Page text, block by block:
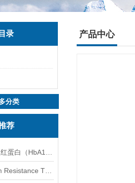
录
分类
荐
产品中心